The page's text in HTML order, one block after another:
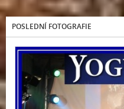
POSLEDNÍ FOTOGRAFIE